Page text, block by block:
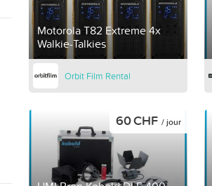
Motorola T82 Extreme 4x
Walkie-Talkies
Orbit Film Rental
60 CHF / jour